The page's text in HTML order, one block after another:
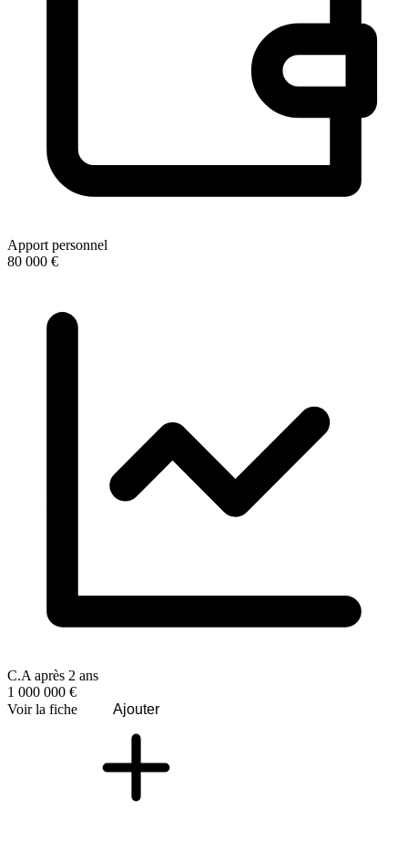
Apport personnel
80 000 €
C.A après 2 ans
1 000 000 €
Voir la fiche
Ajouter